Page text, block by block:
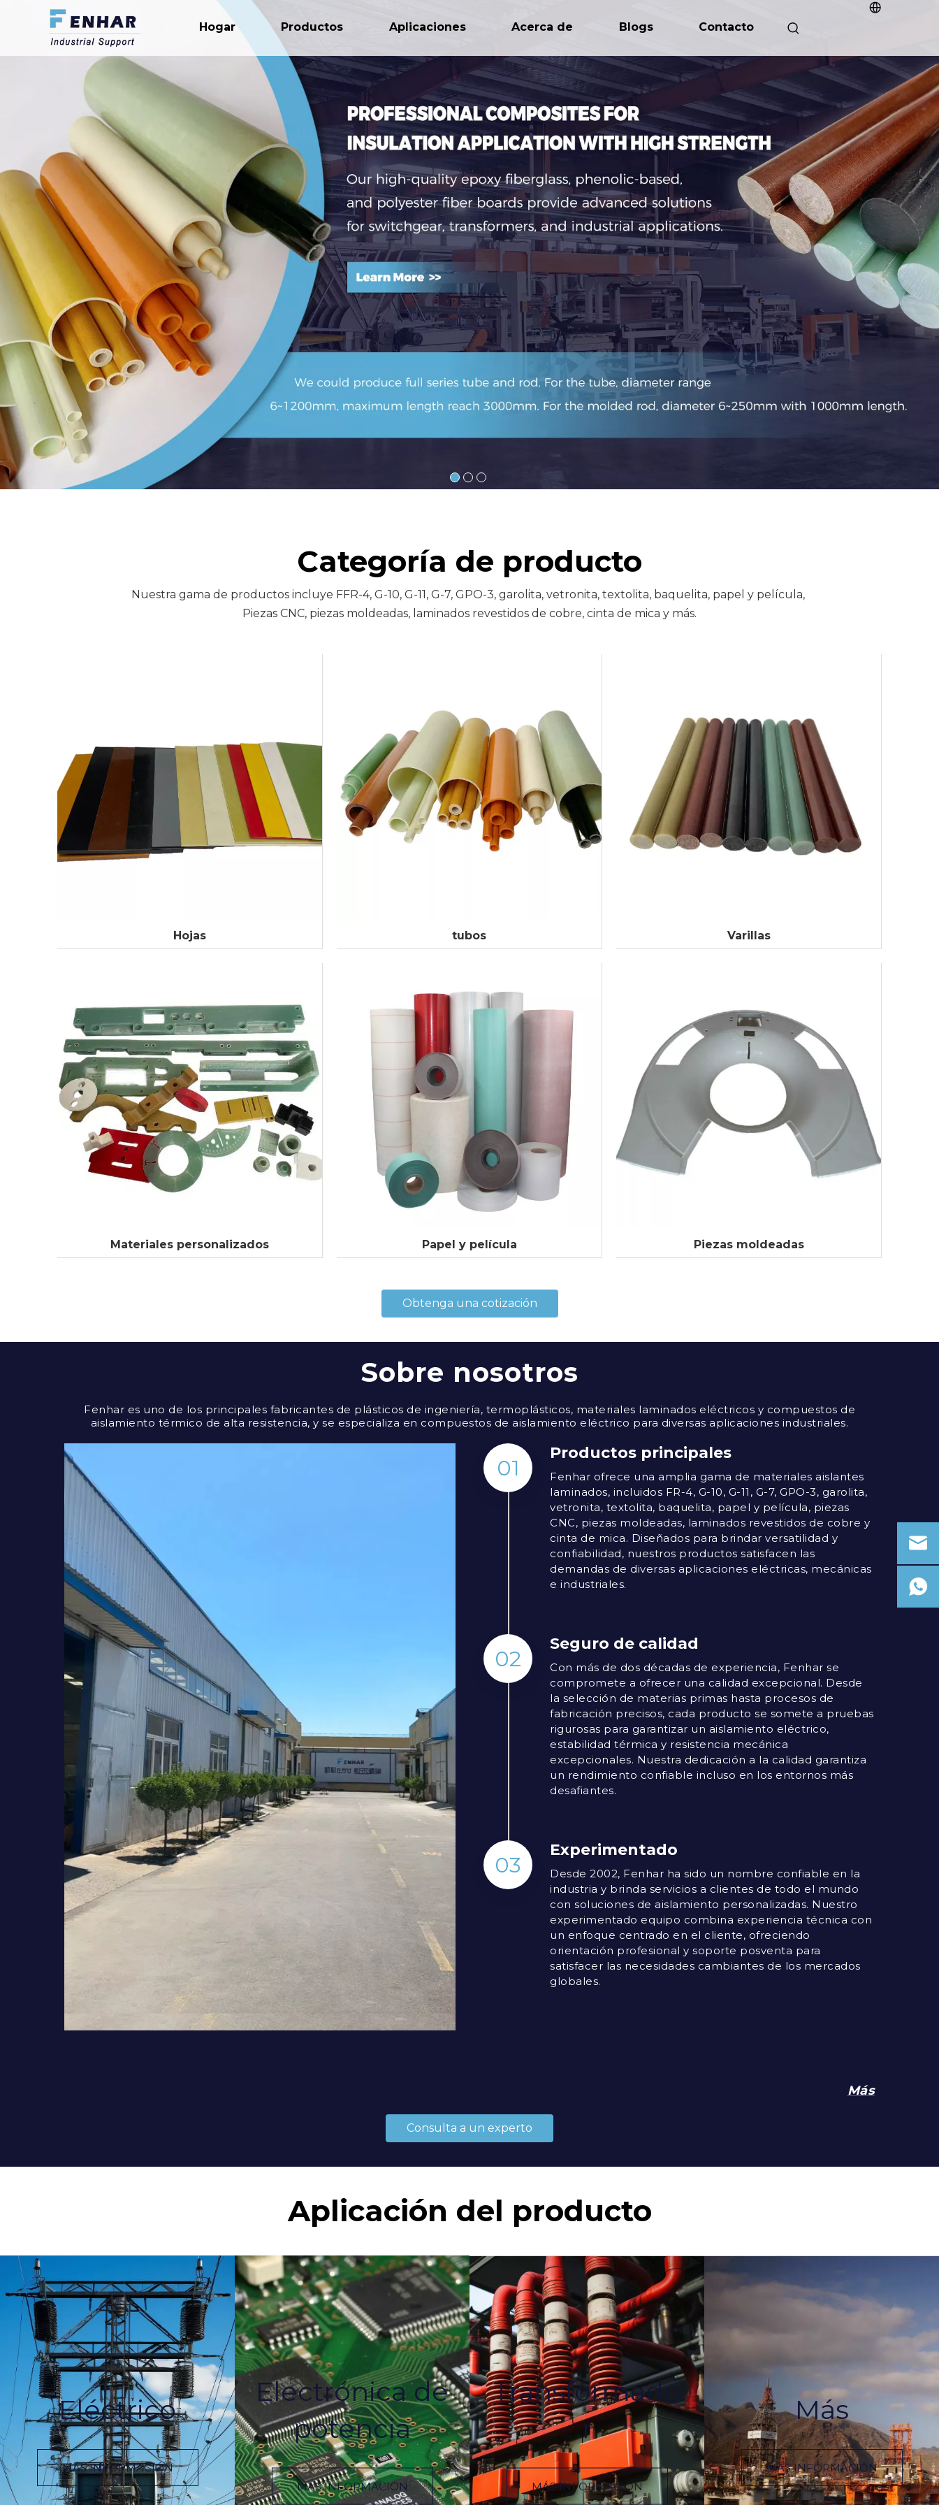
Hogar Productos Aplicaciones Acerca de Blogs Contacto
Categoría de producto
Nuestra gama de productos incluye FFR-4, G-10, G-11, G-7, GPO-3, garolita, vetronita, textolita, baquelita, papel y película,
Piezas CNC, piezas moldeadas, laminados revestidos de cobre, cinta de mica y más.
Hojas tubos Varillas
Materiales personalizados Papel y película Piezas moldeadas
Obtenga una cotización
Sobre nosotros
Fenhar es uno de los principales fabricantes de plásticos de ingeniería, termoplásticos, materiales laminados eléctricos y compuestos de
aislamiento térmico de alta resistencia, y se especializa en compuestos de aislamiento eléctrico para diversas aplicaciones industriales.
01
Productos principales
Fenhar ofrece una amplia gama de materiales aislantes
laminados, incluidos FR-4, G-10, G-11, G-7, GPO-3, garolita,
vetronita, textolita, baquelita, papel y película, piezas
CNC, piezas moldeadas, laminados revestidos de cobre y
cinta de mica. Diseñados para brindar versatilidad y
confiabilidad, nuestros productos satisfacen las
demandas de diversas aplicaciones eléctricas, mecánicas
e industriales.
02
Seguro de calidad
Con más de dos décadas de experiencia, Fenhar se
compromete a ofrecer una calidad excepcional. Desde
la selección de materias primas hasta procesos de
fabricación precisos, cada producto se somete a pruebas
rigurosas para garantizar un aislamiento eléctrico,
estabilidad térmica y resistencia mecánica
excepcionales. Nuestra dedicación a la calidad garantiza
un rendimiento confiable incluso en los entornos más
desafiantes.
03
Experimentado
Desde 2002, Fenhar ha sido un nombre confiable en la
industria y brinda servicios a clientes de todo el mundo
con soluciones de aislamiento personalizadas. Nuestro
experimentado equipo combina experiencia técnica con
un enfoque centrado en el cliente, ofreciendo
orientación profesional y soporte posventa para
satisfacer las necesidades cambiantes de los mercados
globales.
Más
Consulta a un experto
Aplicación del producto
Eléctrico
MÁS INFORMACIÓN
Electrónica de
potencia
MÁS INFORMACIÓN
Transformado
r
MÁS INFORMACIÓN
Más
MÁS INFORMACIÓN